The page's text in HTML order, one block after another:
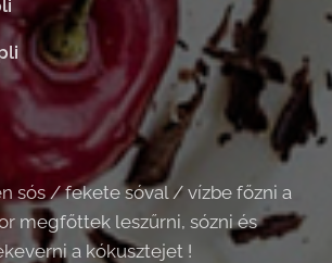
sós / fekete sóval / vízbe főzni a
megfőttek leszűrni, sózni és
a kókusztejet !